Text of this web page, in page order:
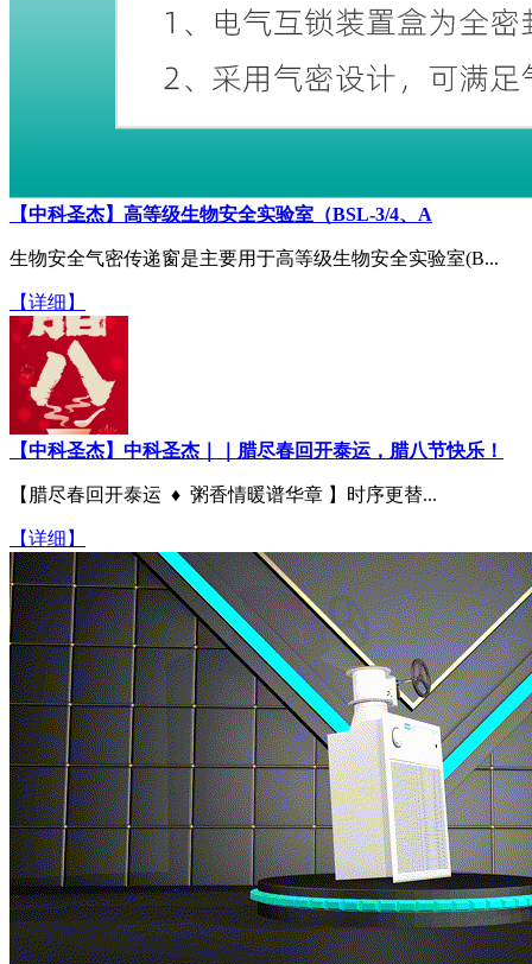
【中科圣杰】高等级生物安全实验室（BSL-3/4、A
生物安全气密传递窗是主要用于高等级生物安全实验室(B...
【详细】
【中科圣杰】中科圣杰｜｜腊尽春回开泰运，腊八节快乐！
【腊尽春回开泰运 ♦ 粥香情暖谱华章 】时序更替...
【详细】